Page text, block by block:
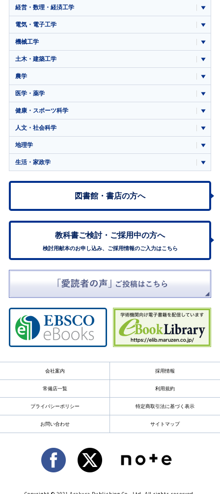
経営・数理・経済工学
電気・電子工学
機械工学
土木・建築工学
農学
医学・薬学
健康・スポーツ科学
人文・社会科学
地理学
生活・家政学
図書館・書店の方へ
教科書ご検討・ ご採用中の方へ
検討用献本のお申し込み、ご採用情報のご入力はこちら
会社案内 採用情報
常備店一覧 利用規約
プライバシーポリシー 特定商取引法に基づく表示
お問い合わせ サイトマップ